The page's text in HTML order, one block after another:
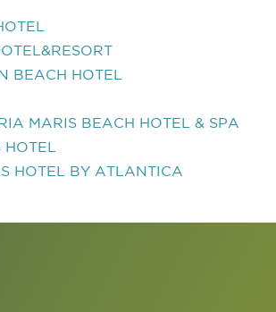
BEACH HOTEL
MARIS BEACH HOTEL & SPA
HOTEL BY ATLANTICA